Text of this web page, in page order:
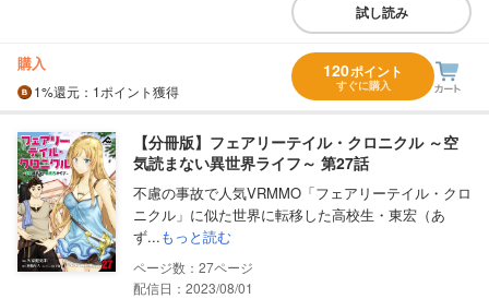
試し読み
購入
1%還元 ：1ポイント獲得
120ポイント
すぐに購入
【分冊版】フェアリーテイル・クロニクル ～空
気読まない異世界ライフ～ 第27話
不慮の事故で人気VRMMO「フェアリーテイル・クロ
ニクル」に似た世界に転移した高校生・東宏（あ
ず...もっと読む
27
配信日：2023/08/01